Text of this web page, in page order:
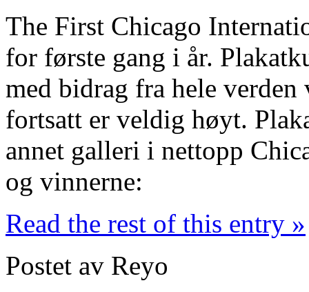
The First Chicago
for første gang i år.
med bidrag fra hele
fortsatt er veldig høyt.
annet galleri i nettopp
og vinnerne:
Read the rest of this entry »
Postet av Reyo